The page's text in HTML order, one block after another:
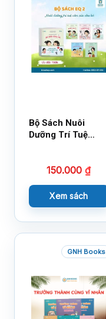
Bộ Sách Nuôi
Dưỡng Trí Tuệ
150.000₫
Xem sách
GNH Books